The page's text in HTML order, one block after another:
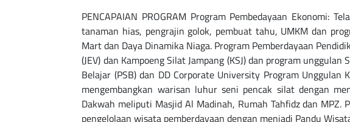
PENCAPAIAN PROGRAM Program Pembedayaan
tanaman hias, pengrajin golok, pembuat tahu, UMKM dan
Mart dan Daya Dinamika Niaga. Program Pemberdayaan
(JEV) dan Kampoeng Silat Jampang (KSJ) dan program
Belajar (PSB) dan DD Corporate University Program Unggulan
mengembangkan warisan luhur seni pencak silat dengan
Dakwah meliputi Masjid Al Madinah, Rumah Tahfidz dan